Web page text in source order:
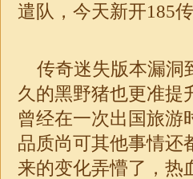
遣队，今天新开185
传奇迷失版本漏洞
久的黑野猪也更准提
曾经在一次出国旅游
品质尚可其他事情还
来的变化弄懵了，热